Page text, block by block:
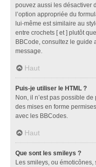
pouvez aussi les désactiver
l’option appropriée du
lui-même est similaire au
entre crochets [ et ] plutôt
BBCode, consultez le guide
message.
Haut
Puis-je utiliser le HTML ?
Non, il n’est pas possible
des mises en forme
avec les BBCodes.
Haut
Que sont les smileys ?
Les smileys, ou